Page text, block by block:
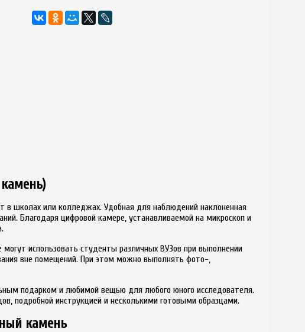
в школах или колледжах. Удобная для наблюдений наклоненная
Благодаря цифровой камере, устанавливаемой на микроскоп и
использовать студенты различных ВУЗов при выполнении
вне помещений. При этом можно выполнять фото-,
подарком и любимой вещью для любого юного исследователя.
подробной инструкцией и несколькими готовыми образцами.
камень